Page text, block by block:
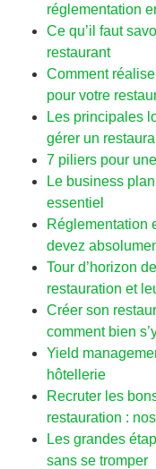
réglementation
Ce qu’il faut
restaurant
Comment
pour votre
Les principales
gérer un
7 piliers pour
Le business
essentiel
Réglementation
devez
Tour d’horizon
restauration et
Créer son
comment bien
Yield
hôtellerie
Recruter les
restauration :
Les grandes
sans se tromper